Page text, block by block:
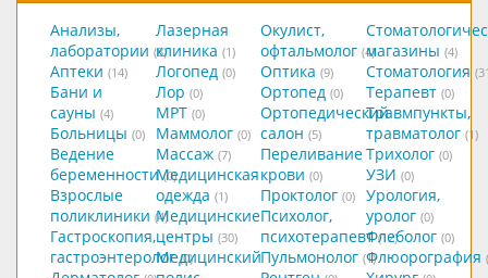
Анализы,
лаборатории (8)
Аптеки (14)
Бани и
сауны (4)
Больницы (0)
Ведение
беременности (0)
Взрослые
поликлиники (4)
Гастроскопия,
гастроэнтеролог (0)
Лазерная
клиника (1)
Логопед (0)
Лор (0)
МРТ (0)
Маммолог (0)
Массаж (7)
Медицинская
одежда (1)
Медицинские
центры (30)
Медицинский
Окулист,
офтальмолог (4)
Оптика (9)
Ортопед (0)
Ортопедический
салон (5)
Переливание
крови (0)
Проктолог (0)
Психолог,
психотерапевт (12)
Пульмонолог (1)
магазины (4)
Стоматология
Терапевт (0)
Травмпункты,
травматолог (1)
Трихолог (0)
УЗИ (0)
Урология,
уролог (0)
Флеболог (0)
Флюорография